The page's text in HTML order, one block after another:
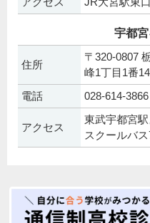
宇都
住所
〒320-0807
峰1丁目1番
電話 028-614-3866
アクセス
東武宇都宮
スクールバス